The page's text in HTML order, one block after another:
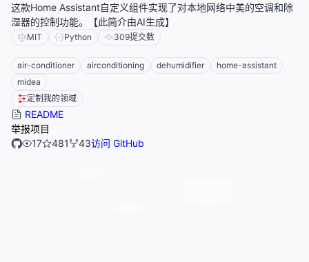
这款Home Assistant自定义组件实现了对本地网络中美的空调和除
湿器的控制功能。【此简介由AI生成】
MIT Python 309提交数
air-conditioner airconditioning dehumidifier
home-assistant
midea
定制我的领域
README
举报项目
17
481 43访问 GitHub